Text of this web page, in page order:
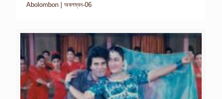
Abolombon | অবলম্বন-06